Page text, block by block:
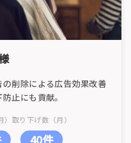
削除による広告効果改善
止にも貢献。
取り下げ数（月）
40件